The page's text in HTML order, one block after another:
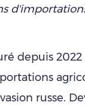
depuis
russe.